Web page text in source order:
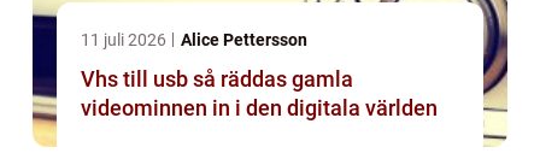
11 juli 2026 Alice Pettersson
Vhs till usb så räddas gamla
videominnen in i den digitala världen